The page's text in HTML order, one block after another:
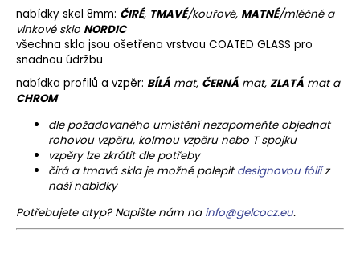
nabídky skel 8mm: ČIRÉ, TMAVÉ/kouřové, MATNÉ/mléčné a
vlnkové sklo NORDIC
všechna skla jsou ošetřena vrstvou COATED GLASS pro
snadnou údržbu
nabídka profilů a vzpěr: BÍLÁ mat, ČERNÁ mat, ZLATÁ mat a
CHROM
dle požadovaného umístění nezapomeňte objednat
rohovou vzpěru, kolmou vzpěru nebo T spojku
vzpěry lze zkrátit dle potřeby
čirá a tmavá skla je možné polepit designovou fóliíz
naší nabídky
Potřebujete atyp? Napište nám na info@gelcocz.eu.
?
p
o